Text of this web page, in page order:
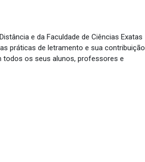
e da Faculdade de Ciências Exatas
práticas de letramento e sua contribuição
todos os seus alunos, professores e